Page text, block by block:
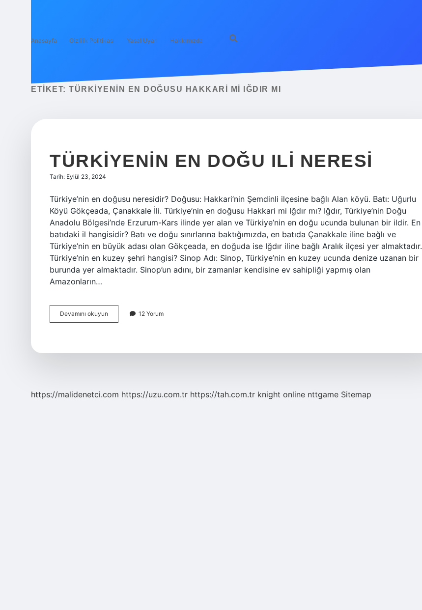
Anasayfa Gizlilik Politikası Yasal Uyarı Hakkımızda
ETIKET: TÜRKIYENIN EN DOĞUSU HAKKARI MI IĞDIR MI
TÜRKIYENIN EN DOĞU ILI NERESI
Tarih: Eylül 23, 2024
Türkiye’nin en doğusu neresidir? Doğusu: Hakkari’nin Şemdinli ilçesine bağlı Alan köyü. Batı: Uğurlu
Köyü Gökçeada, Çanakkale İli. Türkiye’nin en doğusu Hakkari mi Iğdır mı? Iğdır, Türkiye’nin Doğu
Anadolu Bölgesi’nde Erzurum-Kars ilinde yer alan ve Türkiye’nin en doğu ucunda bulunan bir ildir. En
batıdaki il hangisidir? Batı ve doğu sınırlarına baktığımızda, en batıda Çanakkale iline bağlı ve
Türkiye’nin en büyük adası olan Gökçeada, en doğuda ise Iğdır iline bağlı Aralık ilçesi yer almaktadır.
Türkiye’nin en kuzey şehri hangisi? Sinop Adı: Sinop, Türkiye’nin en kuzey ucunda denize uzanan bir
burunda yer almaktadır. Sinop’un adını, bir zamanlar kendisine ev sahipliği yapmış olan
Amazonların…
Devamını okuyun Türkiyenin
En
12 Yorum
https://malidenetci.com https://uzu.com.tr https://tah.com.tr knight online nttgame Sitemap